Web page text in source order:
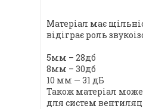
Матеріал має
відіграє роль
5мм – 28дб
8мм – 30дб
10 мм — 31 дБ
Також матеріал
для систем